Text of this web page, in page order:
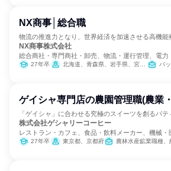
NX商事│総合職
物流の推進力となり、世界経済を加速させる高機能
NX商事株式会社
総合商社・専門商社・卸売、物流・運行管理、電力
ー
27年卒 北海道、青森県、岩手県、宮城県、秋田県、山形県、福島県、茨城県、栃木県、群馬県、埼玉県、千葉県、東京都、神奈川県、新潟県、富山県、石川県、福井県、山梨県、長野県、岐阜県、静岡県、愛知県、三重県、滋賀県、京都府、大阪府、兵庫県、奈良県、和歌山県、鳥取県、島根県、岡山県、広島県、山口県、徳島県、香川県、愛媛県、高知県、福岡県、佐賀県、長崎県、熊本県、大分県、宮崎県、鹿児島県 バックオフィス・事務・受付、
ゲイシャ専門店の農園管理職(農業
「ゲイシャ」に合わせる究極のスイーツを創るパテ
株式会社ゲシャリーコーヒー
レストラン・カフェ、食品・飲料メーカー、機械・
27年卒 東京都、京都府 農林水産鉱業職種、組